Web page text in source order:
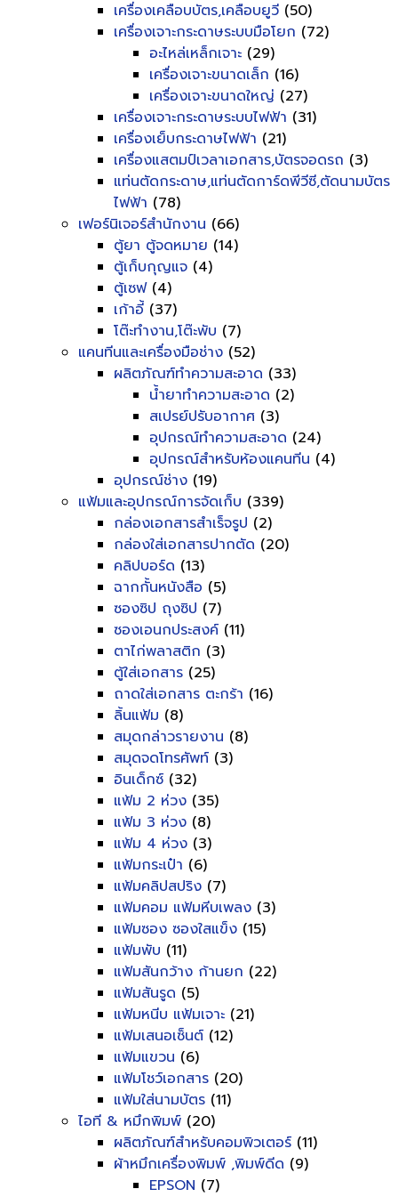
เครื่องเคลือบบัตร,เคลือบยูวี (50)
เครื่องเจาะกระดาษระบบมือโยก (72)
อะไหล่เหล็กเจาะ (29)
เครื่องเจาะขนาดเล็ก (16)
เครื่องเจาะขนาดใหญ่ (27)
เครื่องเจาะกระดาษระบบไฟฟ้า (31)
เครื่องเย็บกระดาษไฟฟ้า (21)
เครื่องแสตมป์เวลาเอกสาร,บัตรจอดรถ (3)
แท่นตัดกระดาษ,แท่นตัดการ์ดพีวีซี,ตัดนามบัตร
ไฟฟ้า (78)
เฟอร์นิเจอร์สำนักงาน (66)
ตู้ยา ตู้จดหมาย (14)
ตู้เก็บกุญแจ (4)
ตู้เซฟ(4)
เก้าอี้ (37)
โต๊ะทำงาน,โต๊ะพับ (7)
แคนทีนและเครื่องมือช่าง (52)
ผลิตภัณฑ์ทำความสะอาด (33)
น้ำยาทำความสะอาด (2)
สเปรย์ปรับอากาศ (3)
อุปกรณ์ทำความสะอาด (24)
อุปกรณ์สำหรับห้องแคนทีน (4)
อุปกรณ์ช่าง (19)
แฟ้มและอุปกรณ์การจัดเก็บ (339)
กล่องเอกสารสำเร็จรูป (2)
กล่องใส่เอกสารปากตัด (20)
คลิปบอร์ด (13)
ฉากกั้นหนังสือ (5)
ซองซิป ถุงซิป (7)
ซองเอนกประสงค์ (11)
ตาไก่พลาสติก (3)
ตู้ใส่เอกสาร (25)
ถาดใส่เอกสาร ตะกร้า (16)
ลิ้นแฟ้ม (8)
สมุดกล่าวรายงาน (8)
สมุดจดโทรศัพท์ (3)
อินเด็กซ์ (32)
แฟ้ม 2 ห่วง (35)
แฟ้ม 3 ห่วง (8)
แฟ้ม 4 ห่วง (3)
แฟ้มกระเป๋า (6)
แฟ้มคลิปสปริง (7)
แฟ้มคอม แฟ้มหีบเพลง (3)
แฟ้มซอง ซองใสแข็ง (15)
แฟ้มพับ (11)
แฟ้มสันกว้าง ก้านยก (22)
แฟ้มสันรูด (5)
แฟ้มหนีบ แฟ้มเจาะ (21)
แฟ้มเสนอเซ็นต์ (12)
แฟ้มแขวน (6)
แฟ้มโชว์เอกสาร (20)
แฟ้มใส่นามบัตร (11)
ไอที & หมึกพิมพ์ (20)
ผลิตภัณฑ์สำหรับคอมพิวเตอร์ (11)
ผ้าหมึกเครื่องพิมพ์ ,พิมพ์ดีด (9)
EPSON (7)